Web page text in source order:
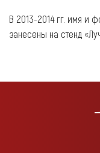
В 2013-2014 гг. имя и
занесены на стенд